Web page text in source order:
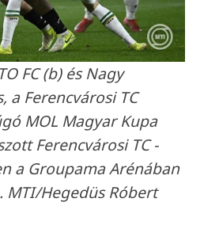
FC (b) és Nagy
a Ferencvárosi TC
MOL Magyar Kupa
Ferencvárosi TC -
a Groupama Arénában
MTI/Hegedüs Róbert